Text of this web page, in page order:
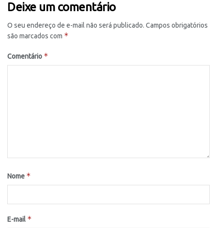
Deixe um comentário
O seu endereço de e-mail não será publicado. Campos obrigatórios
são marcados com *
Comentário *
Nome *
E-mail *